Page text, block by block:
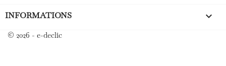
INFORMATIONS keyboard_arrow_down
© 2026 - e-declic